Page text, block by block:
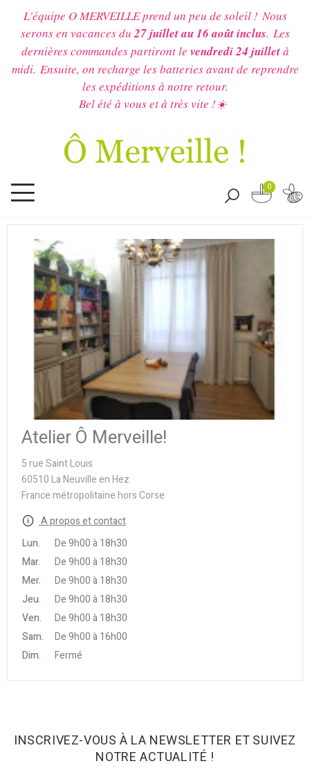
L'équipe O MERVEILLE prend un peu de soleil ! Nous
serons en vacances du27 juillet au 16 août inclus. Les
dernières commandes partiront le vendredi 24 juilletà
midi. Ensuite, on recharge les batteries avant de reprendre
les expéditions à notre retour.
Bel été à vous et à très vite !☀️
0
Atelier Ô Merveille!
5 rue Saint Louis
60510 La Neuville en Hez
France métropolitaine hors Corse
A propos et contact
Lun.
De 9h00 à 18h30
Mar.
De 9h00 à 18h30
Mer.
De 9h00 à 18h30
Jeu.
De 9h00 à 18h30
Ven.
De 9h00 à 18h30
Sam.
De 9h00 à 16h00
Dim.
Fermé
INSCRIVEZ-VOUS À LA NEWSLETTER ET SUIVEZ
NOTRE ACTUALITÉ !